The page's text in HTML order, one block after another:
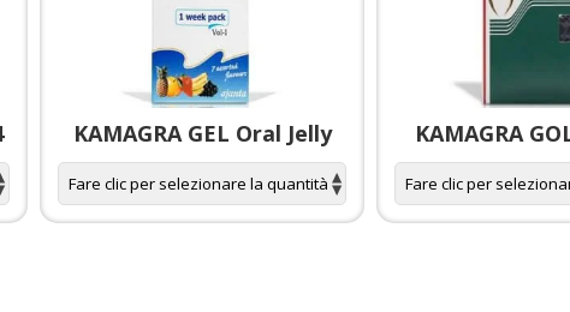
KAMAGRA GEL Oral Jelly KAMAGRA